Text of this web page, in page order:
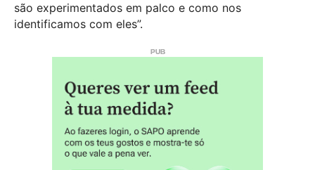
são experimentados em palco e como nos
identificamos com eles”.